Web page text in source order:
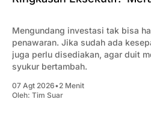
Mengundang investasi tak bisa
penawaran. Jika sudah ada
juga perlu disediakan, agar duit
syukur bertambah.
07 Agt 2026•2 Menit
Oleh: Tim Suar